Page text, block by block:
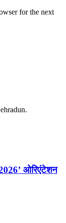
for the next
2026’ ओरिएंटेशन